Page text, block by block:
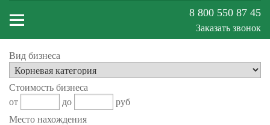
Меню
сайта
8 800 550 87 45
Заказать звонок
Вид бизнеса
Стоимость бизнеса
от
до
руб
Место нахождения